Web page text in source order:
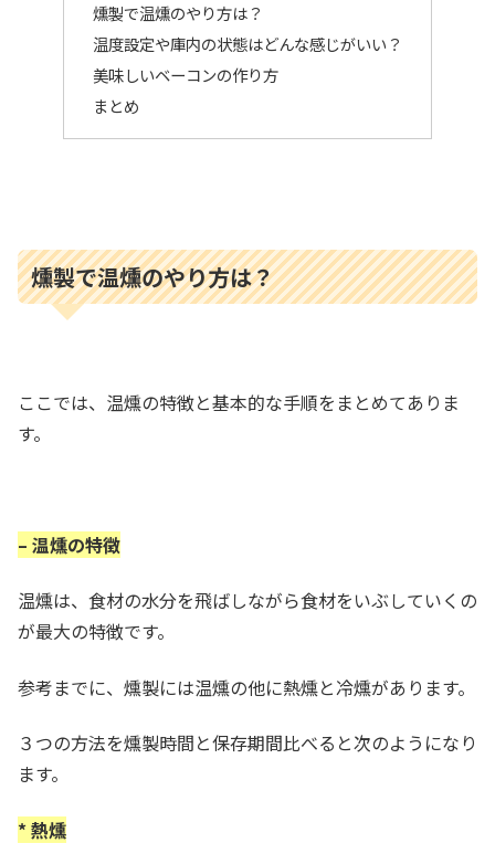
燻製で温燻のやり方は？
温度設定や庫内の状態はどんな感じがいい？
美味しいベーコンの作り方
まとめ
燻製で温燻のやり方は？
ここでは、温燻の特徴と基本的な手順をまとめてありま
す。
– 温燻の特徴
温燻は、食材の水分を飛ばしながら食材をいぶしていくの
が最大の特徴です。
参考までに、燻製には温燻の他に熱燻と冷燻があります。
３つの方法を燻製時間と保存期間比べると次のようになり
ます。
* 熱燻